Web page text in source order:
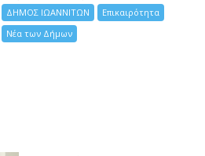
ΔΗΜΟΣ ΙΩΑΝΝΙΤΩΝ
Επικαιρότητα
Νέα των Δήμων